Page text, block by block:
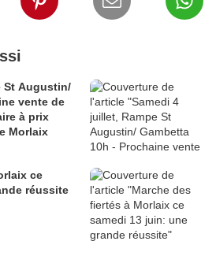
St Augustin/
vente de
à prix
Morlaix
ce
réussite